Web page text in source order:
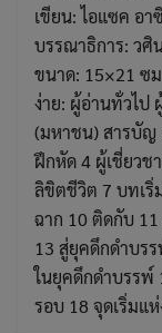
เขียน: ไอแซค อ
บรรณาธิการ: วศิ
ขนาด: 15×21 ซ
ง่าย: ผู้อ่านทั่วไป
(มหาชน) สารบัญ
ฝึกหัด 4 ผู้เชี่ยว
ลิขิตชีวิต 7 บทเริ่
ฉาก 10 ติดกับ
13 สู่ยุคดึกดำบร
ในยุคดึกดำบรรพ์
รอบ 18 จุดเริ่มแ